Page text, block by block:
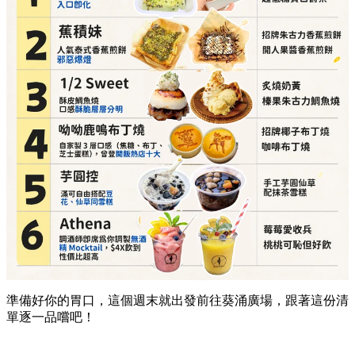
準備好你的胃口，這個週末就出發前往葵涌廣場，跟著這份清
單逐一品嚐吧！